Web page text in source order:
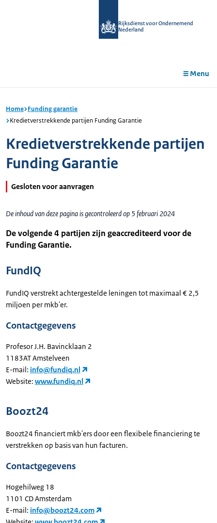
Rijksdienst voor Ondernemend
Nederland
Menu
Home Funding garantie
Kredietverstrekkende partijen Funding Garantie
Kredietverstrekkende partijen
Funding Garantie
Gesloten voor aanvragen
De inhoud van deze pagina is gecontroleerd op 5 februari 2024
De volgende 4 partijen zijn geaccrediteerd voor de
Funding Garantie.
FundIQ
FundIQ verstrekt achtergestelde leningen tot maximaal € 2,5
miljoen per mkb'er.
Contactgegevens
Profesor J.H. Bavincklaan 2
1183AT Amstelveen
E-mail: info@fundiq.nl
Website: www.fundiq.nl
Boozt24
Boozt24 financiert mkb'ers door een flexibele financiering te
verstrekken op basis van hun facturen.
Contactgegevens
Hogehilweg 18
1101 CD Amsterdam
E-mail: info@boozt24.com